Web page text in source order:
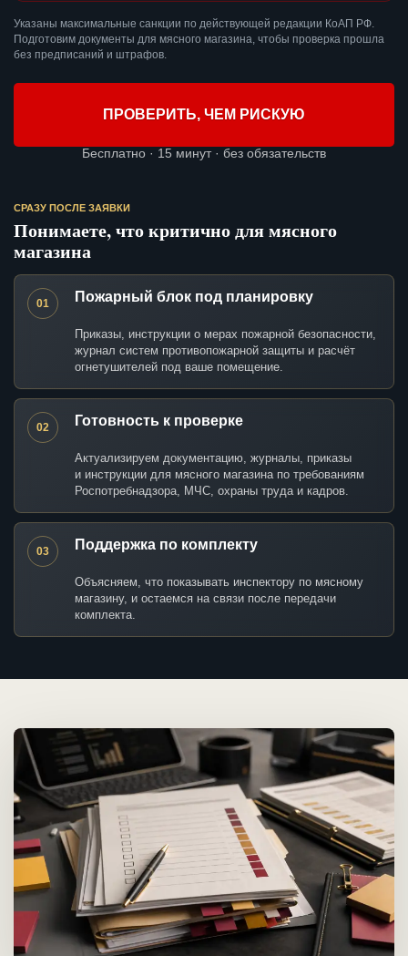
Указаны максимальные санкции по действующей редакции КоАП РФ.
Подготовим документы для мясного магазина, чтобы проверка прошла
без предписаний и штрафов.
ПРОВЕРИТЬ, ЧЕМ РИСКУЮ
Бесплатно · 15 минут · без обязательств
СРАЗУ ПОСЛЕ ЗАЯВКИ
Понимаете, что критично для мясного
магазина
01 Пожарный блок под планировку
Приказы, инструкции о мерах пожарной безопасности,
журнал систем противопожарной защиты и расчёт
огнетушителей под ваше помещение.
02 Готовность к проверке
Актуализируем документацию, журналы, приказы
и инструкции для мясного магазина по требованиям
Роспотребнадзора, МЧС, охраны труда и кадров.
03 Поддержка по комплекту
Объясняем, что показывать инспектору по мясному
магазину, и остаемся на связи после передачи
комплекта.